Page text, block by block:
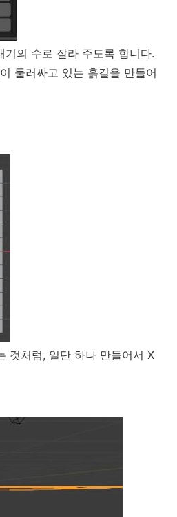
기의 수로 잘라 주도록 합니다.
둘러싸고 있는 흙길을 만들어
것처럼, 일단 하나 만들어서 X